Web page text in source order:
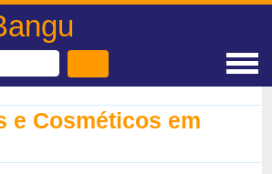
e Cosméticos em